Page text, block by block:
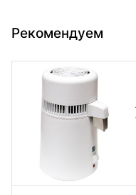
Рекомендуем